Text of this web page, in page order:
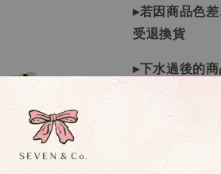
▸若因商品色
受退換貨
▸下水過後的